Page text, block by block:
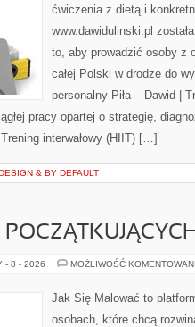
ćwiczenia z dietą i
www.dawidulinski.pl
to, aby prowadzić osoby z
całej Polski w drodze do
personalny Piła – Dawid |
pracy opartej o strategię,
interwałowy (HIIT) […]
& BY DEFAULT
- 8 - 2026 MOŻLIWOŚĆ
Jak Się Malować to
osobach, które chcą